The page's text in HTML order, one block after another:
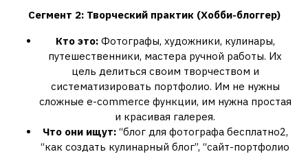
Сегмент 2: Творческий практик (Хобби-блоггер)
Кто это:Фотографы, художники, кулинары,
путешественники, мастера ручной работы. Их
цель делиться своим творчеством и
систематизировать портфолио. Им не нужны
сложные e-commerce функции, им нужна простая
и красивая галерея.
Что они ищут:“блог для фотографа бесплатно2,
“как создать кулинарный блог”, “сайт-портфолио